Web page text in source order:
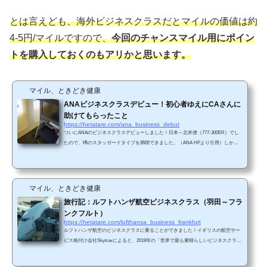
とは言えども、海外ビジネスクラスだとマイルの価値は約
4-5円/マイルですので、今回のチャンスマイル用にポイン
トを購入しておくのもアリかと思います。
マイル、ときどき健康
ANAビジネスクラスデビュー！初心者ゆえにCAさんに
助けてもらったこと
https://hetatare.com/ana_business_debut
ついにANAのビジネスクラスデビューしました！日本～北米便（777-300ER）でし
たので、噂のスタッガードタイプを満喫できました。（ANA HPより引用）しか
す（涙）。これから初めてビジネスクラスに搭乗される方の参考になれば幸いで
とうございます。本日担当いたします××です」みたいな感じでC...
マイル、ときどき健康
旅行記：ルフトハンザ航空ビジネスクラス（羽田～フラ
ンクフルト）
https://hetatare.com/lufthansa_business_frankfurt
ルフトハンザ航空のビジネスクラスに乗ることができました！イギリスの航空サー
ビス格付け会社Skytraxによると、2018年の「世界で最も素晴らしいビジネスクラ